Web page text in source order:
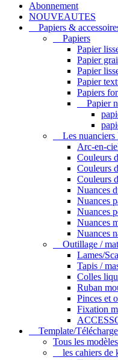
Abonnement
NOUVEAUTES
Papiers &
Papiers
Papier
Papier
Papier
Papier
Papiers
Papier
Les
Arc-en-
Couleurs
Couleurs
Couleurs
Nuances
Nuances
Nuances
Nuances
Nuances
Outillage /
Lames/
Tapis /
Colles
Ruban
Pinces et
Fixation
Template/
Tous les
les cahiers